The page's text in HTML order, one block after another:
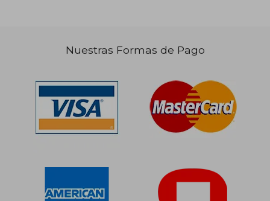
$ 56.399
Nuestras Formas de Pago